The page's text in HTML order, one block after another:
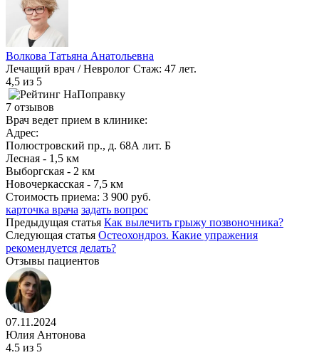
Волкова Татьяна Анатольевна
Лечащий врач / Невролог Стаж: 47 лет.
4,5 из 5
7 отзывов
Врач ведет прием в клинике:
Адрес:
Полюстровский пр., д. 68А лит. Б
Лесная - 1,5 км
Выборгская - 2 км
Новочеркасская - 7,5 км
Стоимость приема: 3 900 руб.
карточка врача задать вопрос
Предыдущая статья Как вылечить грыжу позвоночника?
Следующая статья Остеохондроз. Какие упражения
рекомендуется делать?
Отзывы пациентов
07.11.2024
Юлия Антонова
4.5 из 5